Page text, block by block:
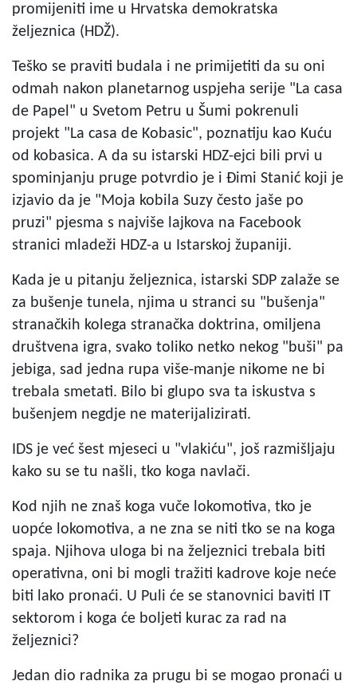
promijeniti ime u Hrvatska demokratska
željeznica (HDŽ).
Teško se praviti budala i ne primijetiti da su oni
odmah nakon planetarnog uspjeha serije "La casa
de Papel" u Svetom Petru u Šumi pokrenuli
projekt "La casa de Kobasic", poznatiju kao Kuću
od kobasica. A da su istarski HDZ-ejci bili prvi u
spominjanju pruge potvrdio je i Đimi Stanić koji je
izjavio da je "Moja kobila Suzy često jaše po
pruzi" pjesma s najviše lajkova na Facebook
stranici mladeži HDZ-a u Istarskoj županiji.
Kada je u pitanju željeznica, istarski SDP zalaže se
za bušenje tunela, njima u stranci su "bušenja"
stranačkih kolega stranačka doktrina, omiljena
društvena igra, svako toliko netko nekog "buši" pa
jebiga, sad jedna rupa više-manje nikome ne bi
trebala smetati. Bilo bi glupo sva ta iskustva s
bušenjem negdje ne materijalizirati.
IDS je već šest mjeseci u "vlakiću", još razmišljaju
kako su se tu našli, tko koga navlači.
Kod njih ne znaš koga vuče lokomotiva, tko je
uopće lokomotiva, a ne zna se niti tko se na koga
spaja. Njihova uloga bi na željeznici trebala biti
operativna, oni bi mogli tražiti kadrove koje neće
biti lako pronaći. U Puli će se stanovnici baviti IT
sektorom i koga će boljeti kurac za rad na
željeznici?
Jedan dio radnika za prugu bi se mogao pronaći u